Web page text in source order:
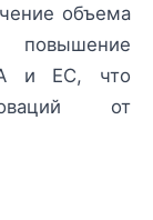
объема
и ЕС, что
от